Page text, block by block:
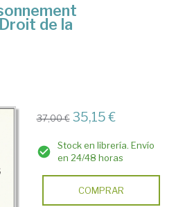
de la
37,00 € 35,15 €
Stock en librería. Envío
en 24/48 horas
COMPRAR